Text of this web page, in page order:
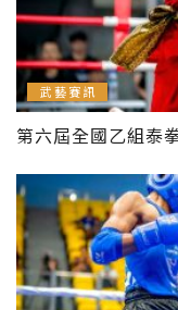
武藝賽訊
第六屆全國乙組泰